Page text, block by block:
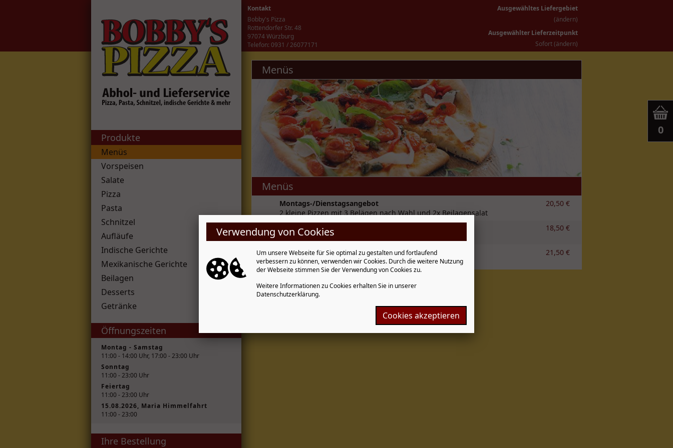
Kontakt
Bobby's Pizza
Rottendorfer Str. 48
97074 Würzburg
Telefon: 0931 / 26077171
Ausgewähltes Liefergebiet
(ändern)
Ausgewählter Lieferzeitpunkt
Sofort(ändern)
Produkte
Menüs
Vorspeisen
Salate
Pizza
Pasta
Schnitzel
Aufläufe
Indische Gerichte
Mexikanische Gerichte
Beilagen
Desserts
Getränke
Öffnungszeiten
Montag - Samstag
11:00 - 14:00 Uhr, 17:00 - 23:00 Uhr
Sonntag
11:00 - 23:00 Uhr
Feiertag
11:00 - 23:00 Uhr
15.08.2026, Maria Himmelfahrt
11:00 - 23:00
Ihre Bestellung
Menüs
Menüs
20,50 €
Montags-/Dienstagsangebot
2 kleine Pizzen mit 3 Belägen nach Wahl und 2x Beilagensalat
18,50 €
Selbstabholer-Dauerangebot
1 Familienpizza 45x32 cm mit 4 Belägen nach Wahl
21,50 €
Selbstabholer-Partypizza
1 Partypizza 60x40 cm mit 4 Belägen nach Wahl
0
Verwendung von Cookies
Um unsere Webseite für Sie optimal zu gestalten und fortlaufend
verbessern zu können, verwenden wir Cookies. Durch die weitere Nutzung
der Webseite stimmen Sie der Verwendung von Cookies zu.
Weitere Informationen zu Cookies erhalten Sie in unserer
Datenschutzerklärung.
Cookies akzeptieren